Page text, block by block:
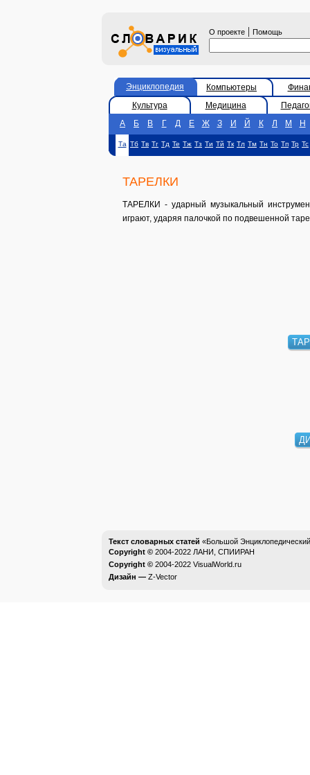
О проекте | Помощь
Энциклопедия Компьютеры
Культура
Медицина
А
Б В Г Д Е Ж З И Й К Л М Н
Та Тб Тв Тг Тд Те Тж Тз Ти Тй Тк Тл Тм Тн То Тп Тр Тс
ТАРЕЛКИ
ТАРЕЛКИ - ударный музыкальный
играют, ударяя палочкой по подвешенной
Текст словарных статей «Большой
Copyright © 2004-2022 ЛАНИ, СПИИРАН
Copyright © 2004-2022 VisualWorld.ru
Дизайн — Z-Vector